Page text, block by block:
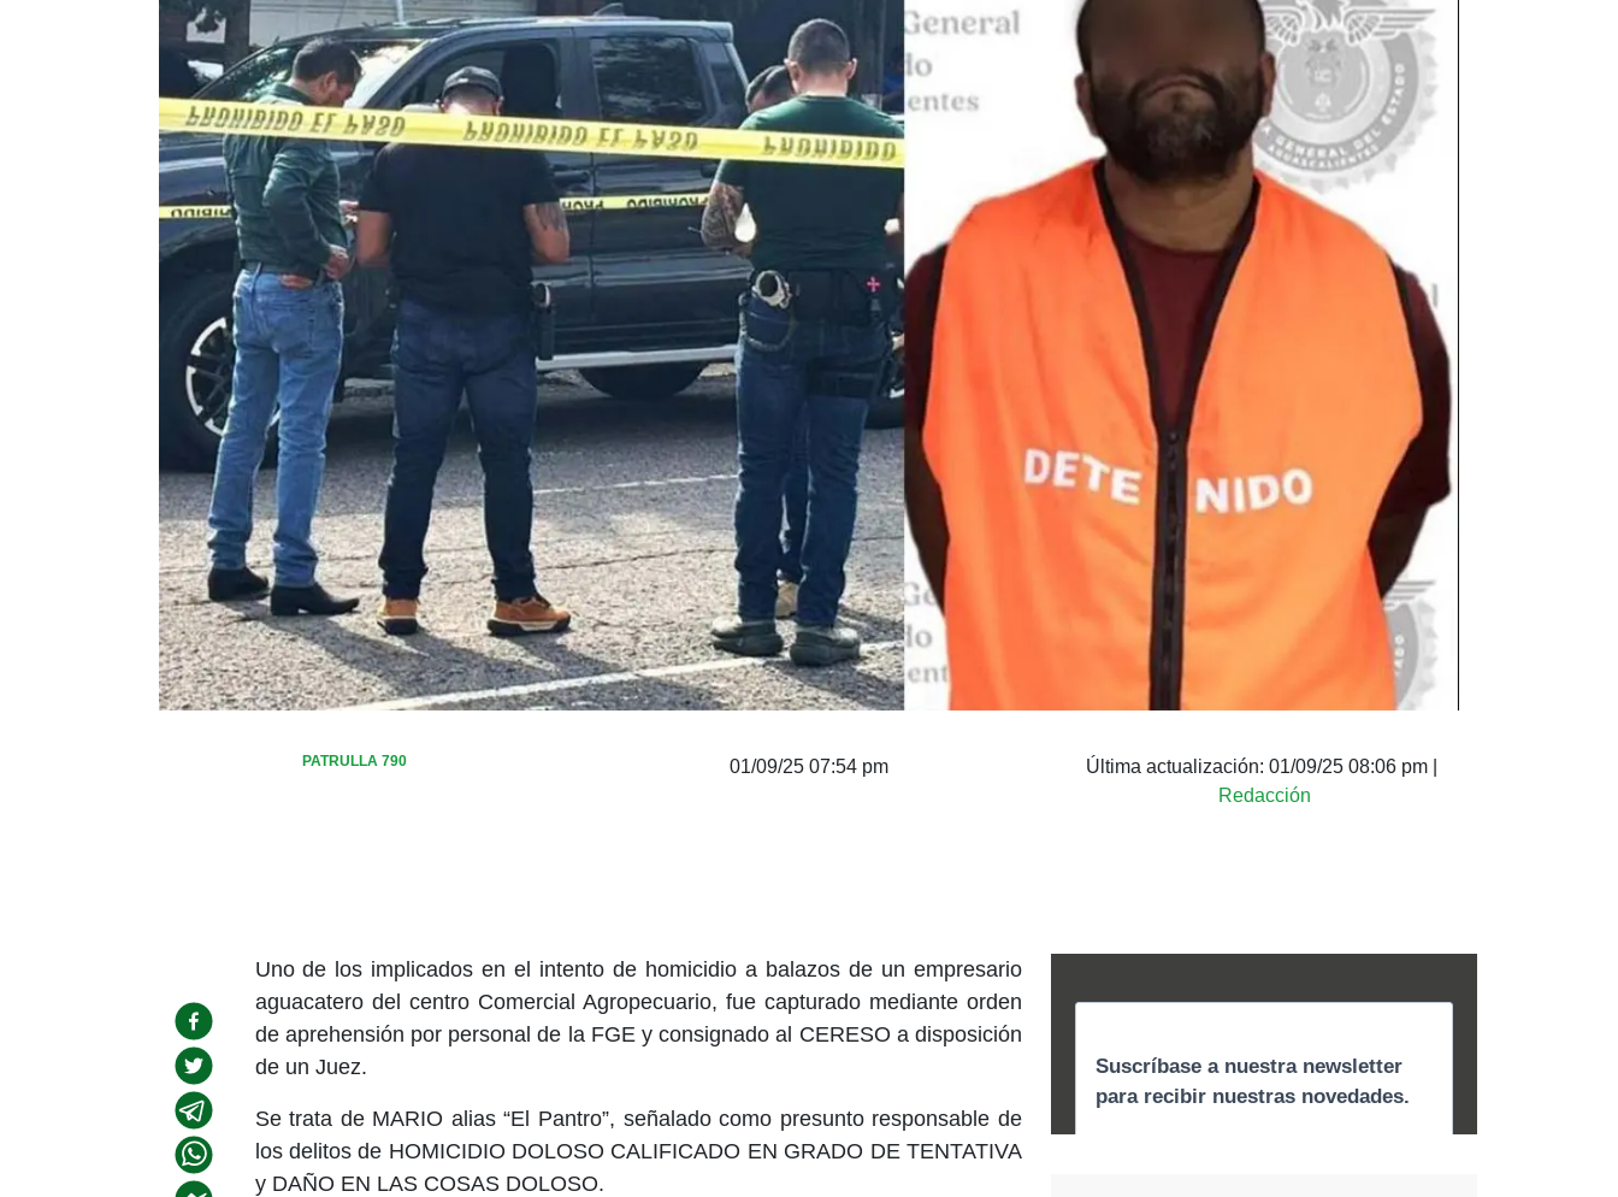
PATRULLA 790 01/09/25 07:54 pm Última actualización: 01/09/25 08:06 pm
Redacción
Uno de los implicados en el intento de homicidio a balazos de un empresario
aguacatero del centro Comercial Agropecuario, fue capturado mediante orden
de aprehensión por personal de la FGE y consignado al CERESO a disposición
de un Juez.
Se trata de MARIO alias “El Pantro”, señalado como presunto responsable de
los delitos de HOMICIDIO DOLOSO CALIFICADO EN GRADO DE TENTATIVA
y DAÑO EN LAS COSAS DOLOSO.